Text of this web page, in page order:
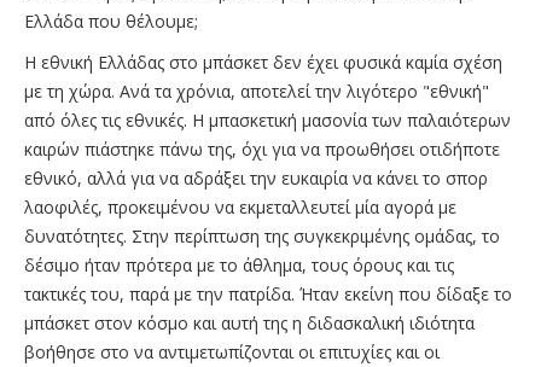
Ελλάδα που θέλουμε;
Η εθνική Ελλάδας στο μπάσκετ δεν έχει φυσικά καμία σχέση
με τη χώρα. Ανά τα χρόνια, αποτελεί την λιγότερο "εθνική"
από όλες τις εθνικές. Η μπασκετική μασονία των παλαιότερων
καιρών πιάστηκε πάνω της, όχι για να προωθήσει οτιδήποτε
εθνικό, αλλά για να αδράξει την ευκαιρία να κάνει το σπορ
λαοφιλές, προκειμένου να εκμεταλλευτεί μία αγορά με
δυνατότητες. Στην περίπτωση της συγκεκριμένης ομάδας, το
δέσιμο ήταν πρότερα με το άθλημα, τους όρους και τις
τακτικές του, παρά με την πατρίδα. Ήταν εκείνη που δίδαξε το
μπάσκετ στον κόσμο και αυτή της η διδασκαλική ιδιότητα
βοήθησε στο να αντιμετωπίζονται οι επιτυχίες και οι